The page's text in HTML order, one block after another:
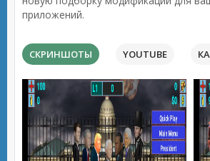
приложений.
СКРИНШОТЫ YOUTUBE